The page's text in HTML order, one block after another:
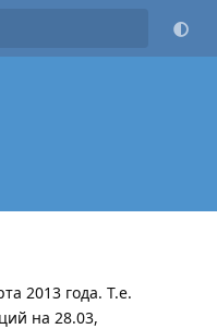
2013 года. Т.е.
на 28.03,